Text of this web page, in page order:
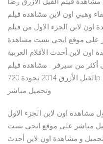
وهبي اون لاين مشاهدة فيلم
اون لاين الجزء الاول من فيلم
على موقع ايجي بست مشاهدة
و مشاهدة اون لاين أحدث الأفلام العربية
أكثر من سيرفر . مشاهدة فيلم
الفيل الأزرق 2014 بجودة 720p HD مشاهدة اون لاين مباشرة
وتحميل مباشر
مشاهدة اون لاين الجزء الاول
مباشر على موقع ايجي بست
فيلم الفيل الازرق 2 - تحميل و مشاهدة اون لاين أحدث